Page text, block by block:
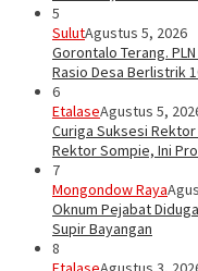
5
SulutAgustus 5, 2026
Gorontalo Terang.
Rasio Desa Berlistrik
6
EtalaseAgustus 5,
Curiga Suksesi
Rektor Sompie, Ini
7
Mongondow Raya
Oknum Pejabat
Supir Bayangan
8